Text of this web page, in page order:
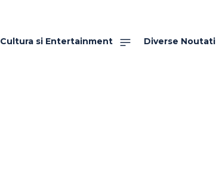
Cultura si Entertainment Diverse Noutati